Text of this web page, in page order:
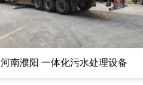
河南濮阳 一体化污水处理设备